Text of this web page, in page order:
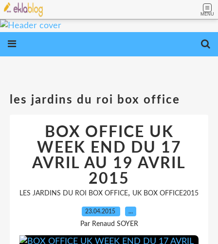
MENU
les jardins du roi box office
BOX OFFICE UK
WEEK END DU 17
AVRIL AU 19 AVRIL
2015
LES JARDINS DU ROI BOX OFFICE, UK BOX OFFICE2015
23.04.2015 …
Par Renaud SOYER